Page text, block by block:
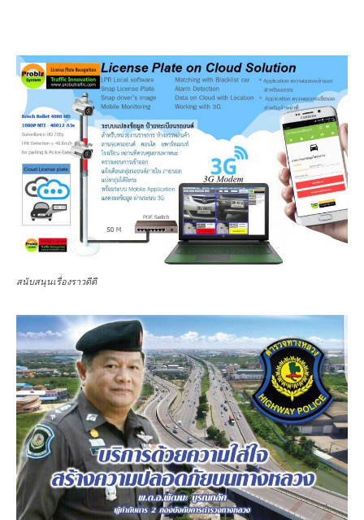
สนับสนุนเรื่องราวดีดี